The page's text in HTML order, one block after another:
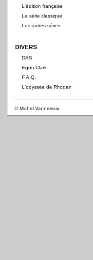
L'édition française
La série classique
Les autres séries
DIVERS
DAS
Egon Clark
F.A.Q.
L'odyssée de Rhodan
© Michel Vannereux